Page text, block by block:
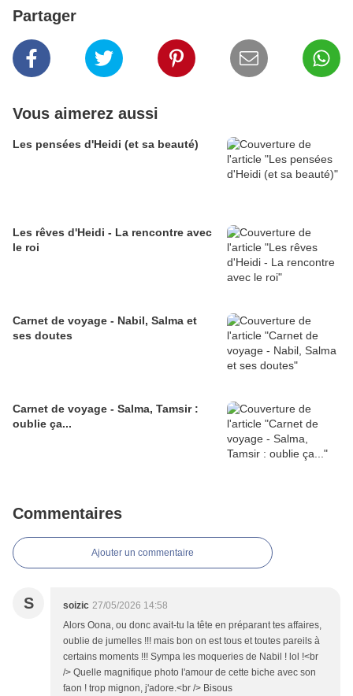
Partager
Vous aimerez aussi
Les pensées d'Heidi (et sa beauté)
Les rêves d'Heidi - La rencontre avec
le roi
Carnet de voyage - Nabil, Salma et
ses doutes
Carnet de voyage - Salma, Tamsir :
oublie ça...
Commentaires
Ajouter un commentaire
S soizic 27/05/2026 14:58
Alors Oona, ou donc avait-tu la tête en préparant tes affaires,
oublie de jumelles !!! mais bon on est tous et toutes pareils à
certains moments !!! Sympa les moqueries de Nabil ! lol !<br
/> Quelle magnifique photo l'amour de cette biche avec son
faon ! trop mignon, j'adore.<br /> Bisous